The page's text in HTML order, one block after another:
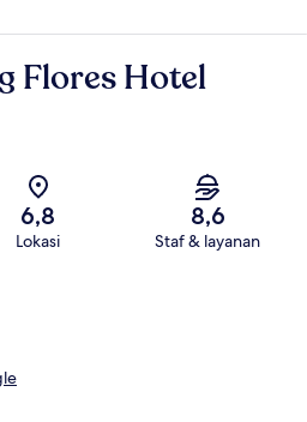
Flores Hotel
6,8
Lokasi
8,6
Staf & layanan